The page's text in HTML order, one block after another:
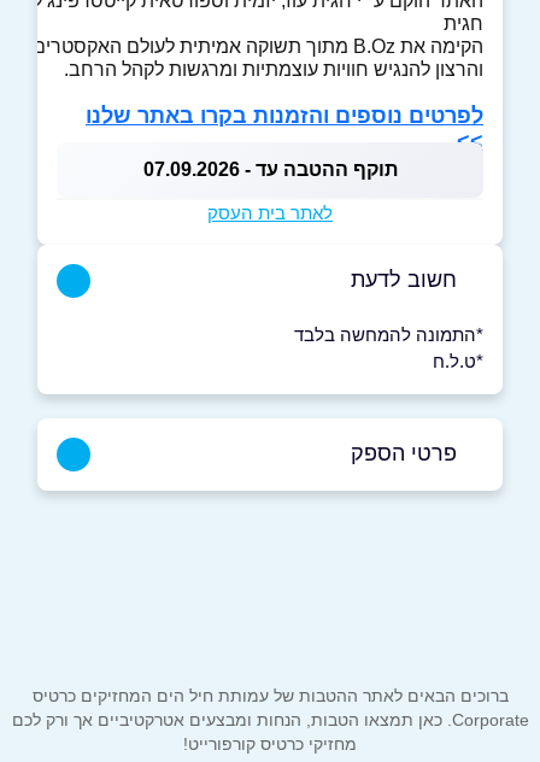
חגית
הקימה את B.Oz מתוך תשוקה אמיתית לעולם האקסטרים
והרצון להנגיש חוויות עוצמתיות ומרגשות לקהל הרחב.
לפרטים נוספים והזמנות בקרו באתר שלנו
>>
תוקף ההטבה עד - 07.09.2026
לאתר בית העסק
חשוב לדעת
*התמונה להמחשה בלבד
*ט.ל.ח
פרטי הספק
שם מלא*
ברוכים הבאים לאתר ההטבות של עמותת חיל הים המחזיקים כרטיס
Corporate. כאן תמצאו הטבות, הנחות ומבצעים אטרקטיביים אך ורק לכם
מחזיקי כרטיס קורפורייט!